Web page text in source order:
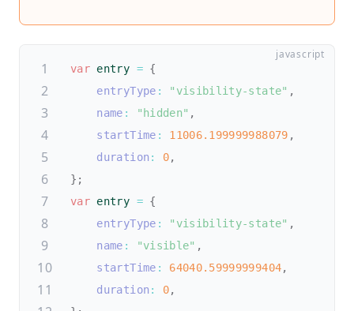
var entry = {
entryType : "visibility-state" ,
name : "hidden" ,
startTime : 11006.199999988079 ,
duration : 0,
} ;
var entry = {
entryType : "visibility-state" ,
name : "visible" ,
startTime : 64040.59999999404,
duration : 0,